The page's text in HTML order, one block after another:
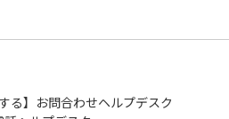
る】お問合わせヘルプデスク